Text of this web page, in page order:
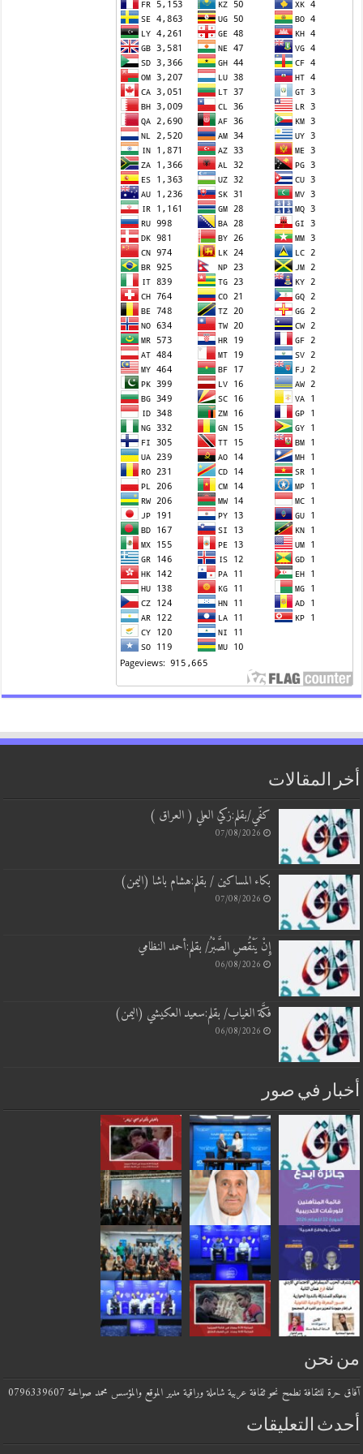
المقالات
كفّي/بقلم:زكي العلي ( العراق )
07/08/2026
بكاء المساكين / بقلم:هشام باشا (اليمن)
07/08/2026
إِنْ يَنْقُصِ الصَّبْرُ/ بقلم:أحمد النظامي
06/08/2026
فكَّة الغياب/ بقلم:سعيد العكيشي (اليمن)
06/08/2026
في صور
نحن
للثقافة نطمح نحو ثقافة عربية شاملة وراقية مدير الموقع والمؤسس محمد صوالحة 0796339607
التعليقات